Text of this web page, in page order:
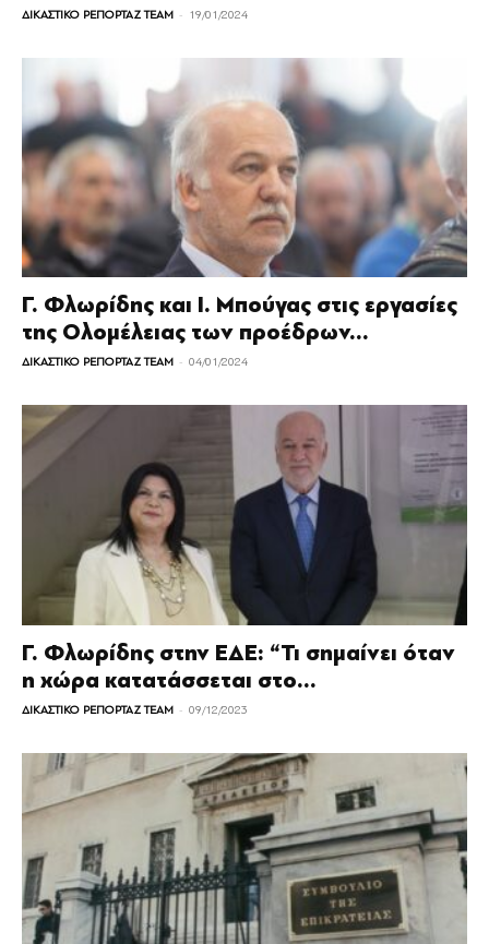
ΔΙΚΑΣΤΙΚΟ ΡΕΠΟΡΤΑΖ TEAM - 19/01/2024
Γ. Φλωρίδης και Ι. Μπoύγας στις εργασίες
της Ολομέλειας των προέδρων...
ΔΙΚΑΣΤΙΚΟ ΡΕΠΟΡΤΑΖ TEAM - 04/01/2024
Γ. Φλωρίδης στην ΕΔΕ: “Τι σημαίνει όταν
η χώρα κατατάσσεται στο...
ΔΙΚΑΣΤΙΚΟ ΡΕΠΟΡΤΑΖ TEAM - 09/12/2023